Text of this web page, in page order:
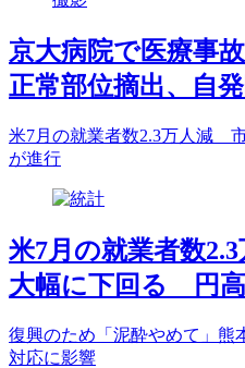
京大病院で医療事
正常部位摘出、自
米7月の就業者数2.3万人減
が進行
米7月の就業者数
大幅に下回る 円
復興のため「泥酔やめて」
対応に影響